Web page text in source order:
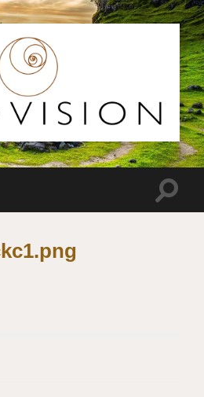
Egli
Vision